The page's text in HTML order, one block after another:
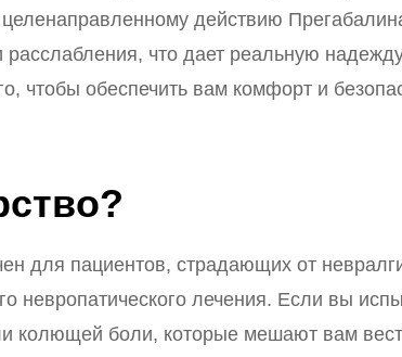
действию
что дает реальную
чтобы обеспечить вам комфорт и
для пациентов, страдающих от
невропатического лечения. Если вы
боли, которые мешают вам